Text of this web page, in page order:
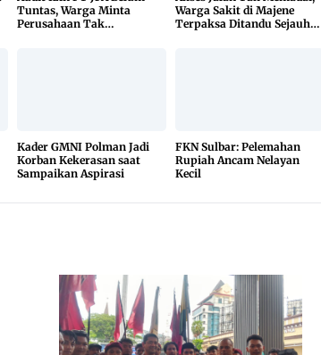
Tuntas, Warga Minta
Perusahaan Tak
Warga Sakit di Majene
Terpaksa Ditandu Sejauh
Kader GMNI Polman Jadi
Korban Kekerasan saat
Sampaikan Aspirasi
FKN Sulbar: Pelemahan
Rupiah Ancam Nelayan
Kecil